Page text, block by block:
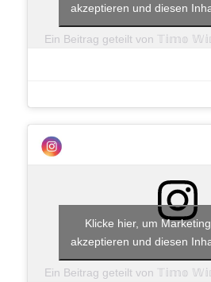
Ein Beitrag geteilt von 𝕋𝕚𝕞𝕠
akzeptieren und diesen
Ein Beitrag geteilt von 𝕋𝕚𝕞𝕠
Klicke hier, um
akzeptieren und diesen